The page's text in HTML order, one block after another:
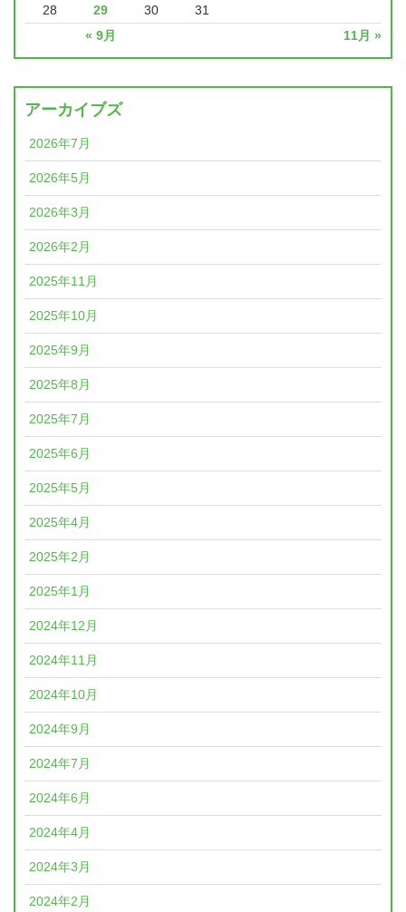
« 9月 11月 »
28
29 30 31
アーカイブズ
2026年7月
2026年5月
2026年3月
2026年2月
2025年11月
2025年10月
2025年9月
2025年8月
2025年7月
2025年6月
2025年5月
2025年4月
2025年2月
2025年1月
2024年12月
2024年11月
2024年10月
2024年9月
2024年7月
2024年6月
2024年4月
2024年3月
2024年2月